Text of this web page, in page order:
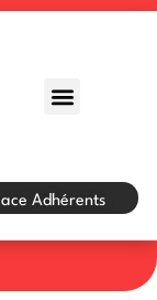
Adhérents